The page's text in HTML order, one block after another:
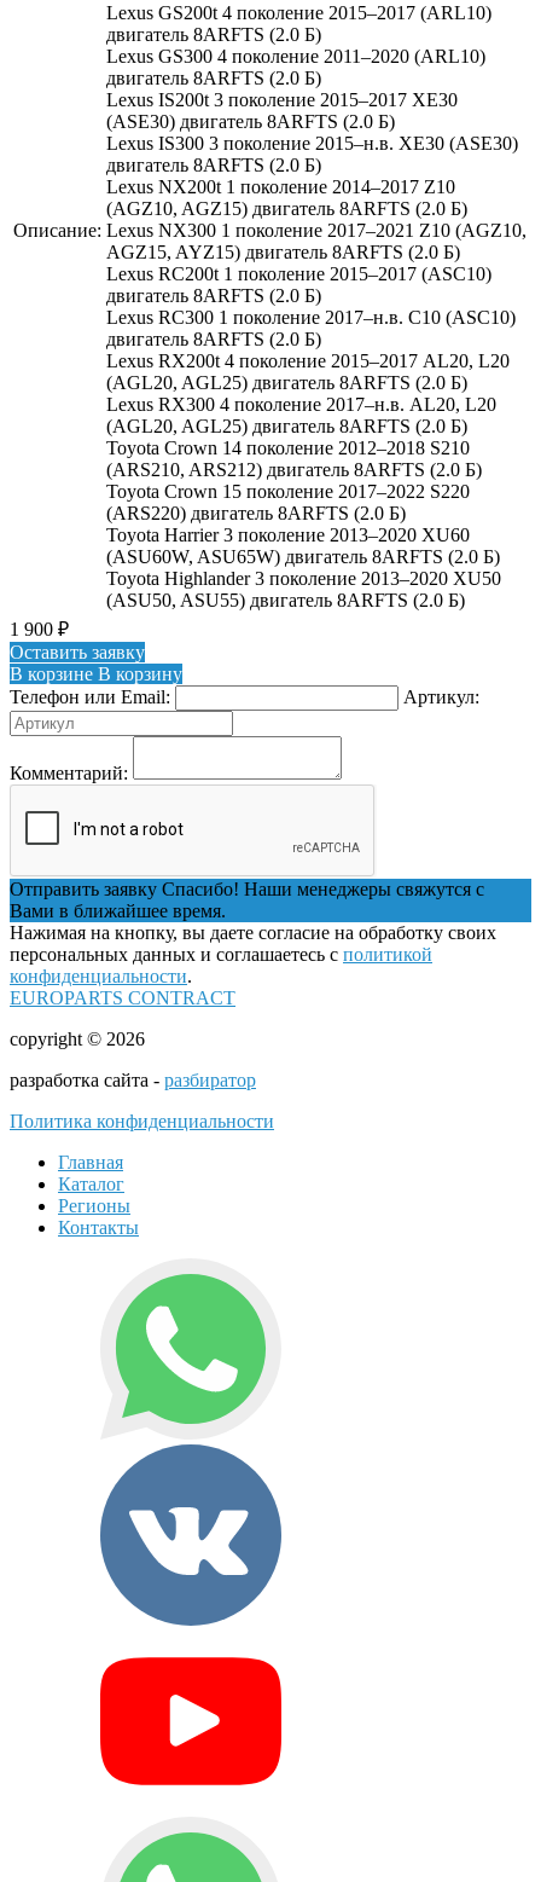
Описание:
Lexus GS200t 4 поколение 2015–2017 (ARL10)
двигатель 8ARFTS (2.0 Б)
Lexus GS300 4 поколение 2011–2020 (ARL10)
двигатель 8ARFTS (2.0 Б)
Lexus IS200t 3 поколение 2015–2017 XE30
(ASE30) двигатель 8ARFTS (2.0 Б)
Lexus IS300 3 поколение 2015–н.в. XE30 (ASE30)
двигатель 8ARFTS (2.0 Б)
Lexus NX200t 1 поколение 2014–2017 Z10
(AGZ10, AGZ15) двигатель 8ARFTS (2.0 Б)
Lexus NX300 1 поколение 2017–2021 Z10 (AGZ10,
AGZ15, AYZ15) двигатель 8ARFTS (2.0 Б)
Lexus RC200t 1 поколение 2015–2017 (ASC10)
двигатель 8ARFTS (2.0 Б)
Lexus RC300 1 поколение 2017–н.в. C10 (ASC10)
двигатель 8ARFTS (2.0 Б)
Lexus RX200t 4 поколение 2015–2017 AL20, L20
(AGL20, AGL25) двигатель 8ARFTS (2.0 Б)
Lexus RX300 4 поколение 2017–н.в. AL20, L20
(AGL20, AGL25) двигатель 8ARFTS (2.0 Б)
Toyota Crown 14 поколение 2012–2018 S210
(ARS210, ARS212) двигатель 8ARFTS (2.0 Б)
Toyota Crown 15 поколение 2017–2022 S220
(ARS220) двигатель 8ARFTS (2.0 Б)
Toyota Harrier 3 поколение 2013–2020 XU60
(ASU60W, ASU65W) двигатель 8ARFTS (2.0 Б)
Toyota Highlander 3 поколение 2013–2020 XU50
(ASU50, ASU55) двигатель 8ARFTS (2.0 Б)
1 900 ₽
Оставить заявку
В корзине В корзину
Телефон или Email:
Артикул:
Комментарий:
Отправить заявку Спасибо! Наши менеджеры свяжутся с
Вами в ближайшее время.
Нажимая на кнопку, вы даете согласие на обработку своих
персональных данных и соглашаетесь с политикой
конфиденциальности.
EUROPARTS CONTRACT
copyright © 2026
разработка сайта - разбиратор
Политика конфиденциальности
Главная
Каталог
Регионы
Контакты